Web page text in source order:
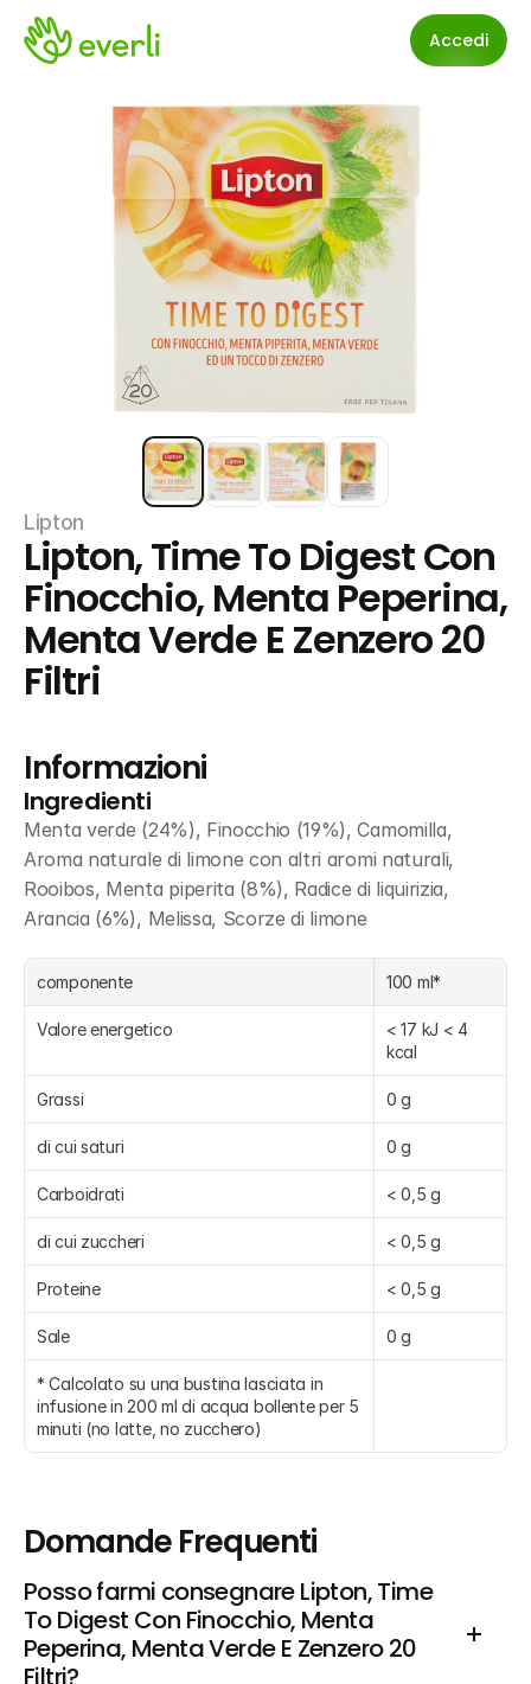
Accedi
Lipton
Lipton, Time To Digest Con
Finocchio, Menta Peperina,
Menta Verde E Zenzero 20
Filtri
Informazioni
Ingredienti
Menta verde (24%), Finocchio (19%), Camomilla,
Aroma naturale di limone con altri aromi naturali,
Rooibos, Menta piperita (8%), Radice di liquirizia,
Arancia (6%), Melissa, Scorze di limone
componente 100 ml*
Valore energetico
< 17 kJ < 4
kcal
Grassi 0 g
di cui saturi 0 g
Carboidrati < 0,5 g
di cui zuccheri < 0,5 g
Proteine < 0,5 g
Sale 0 g
* Calcolato su una bustina lasciata in
infusione in 200 ml di acqua bollente per 5
minuti (no latte, no zucchero)
Domande Frequenti
Posso farmi consegnare Lipton, Time
To Digest Con Finocchio, Menta
Peperina, Menta Verde E Zenzero 20
Filtri?